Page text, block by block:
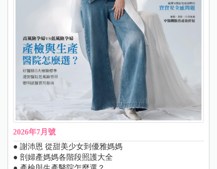
2026年7月號
● 謝沛恩 從甜美少女到優雅媽媽
● 剖婦產媽媽各階段照護大全